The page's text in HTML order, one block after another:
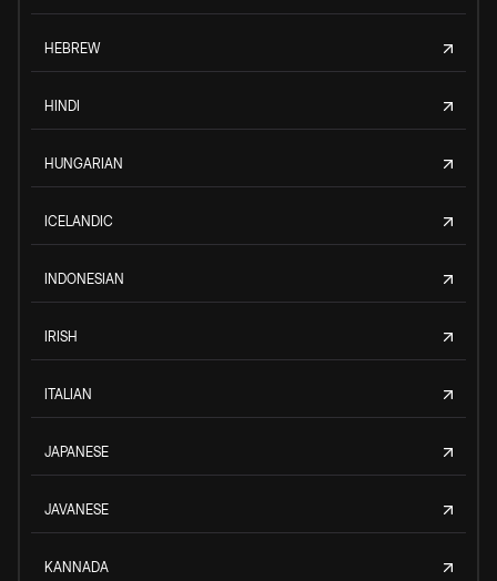
HEBREW
HINDI
HUNGARIAN
ICELANDIC
INDONESIAN
IRISH
ITALIAN
JAPANESE
JAVANESE
KANNADA